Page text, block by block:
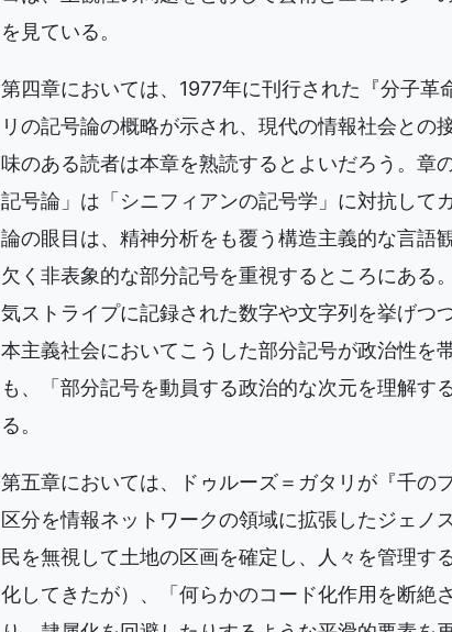
を見ている。
第四章においては、1977年に刊行された『分子
リの記号論の概略が示され、現代の情報社会と
味のある読者は本章を熟読するとよいだろう。章
記号論」は「シニフィアンの記号学」に対抗して
論の眼目は、精神分析をも覆う構造主義的な言語
欠く非表象的な部分記号を重視するところにある
気ストライプに記録された数字や文字列を挙げつ
本主義社会においてこうした部分記号が政治性を
も、「部分記号を動員する政治的な次元を理解
る。
第五章においては、ドゥルーズ＝ガタリが『千の
区分を情報ネットワークの領域に拡張したジェノ
民を無視して土地の区画を確定し、人々を管理す
化してきたが）、「何らかのコード化作用を断絶